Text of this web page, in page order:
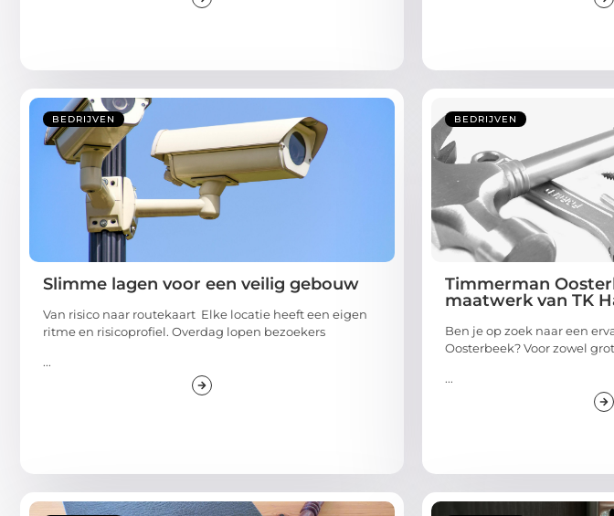
BEDRIJVEN
Slimme lagen voor een veilig gebouw
Van risico naar routekaart Elke locatie heeft een eigen
ritme en risicoprofiel. Overdag lopen bezoekers
...
BEDRIJVEN
Timmerman
maatwerk van TK
Ben je op zoek naar een
Oosterbeek? Voor zowel
...